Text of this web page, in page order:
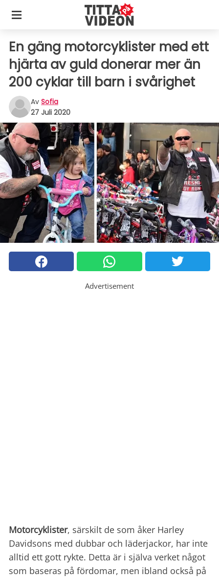
En gäng motorcyklister med ett
hjärta av guld donerar mer än
200 cyklar till barn i svårighet
Av Sofia
27 Juli 2020
Advertisement
Motorcyklister, särskilt de som åker Harley
Davidsons med dubbar och läderjackor, har inte
alltid ett gott rykte. Detta är i själva verket något
som baseras på fördomar, men ibland också på